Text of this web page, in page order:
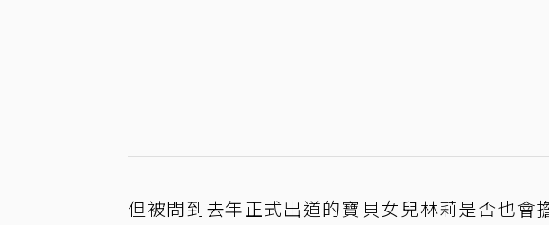
但被問到去年正式出道的寶貝女兒林莉是否也會